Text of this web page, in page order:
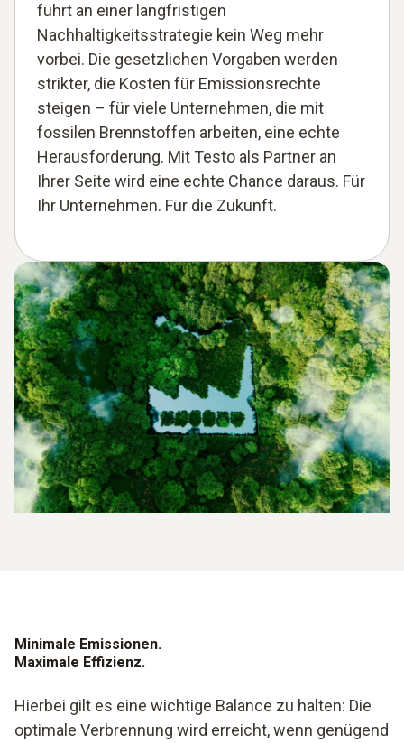
führt an einer langfristigen
Nachhaltigkeitsstrategie kein Weg mehr
vorbei. Die gesetzlichen Vorgaben werden
strikter, die Kosten für Emissionsrechte
steigen – für viele Unternehmen, die mit
fossilen Brennstoffen arbeiten, eine echte
Herausforderung. Mit Testo als Partner an
Ihrer Seite wird eine echte Chance daraus. Für
Ihr Unternehmen. Für die Zukunft.
Minimale Emissionen.
Maximale Effizienz.
Hierbei gilt es eine wichtige Balance zu halten: Die
optimale Verbrennung wird erreicht, wenn genügend